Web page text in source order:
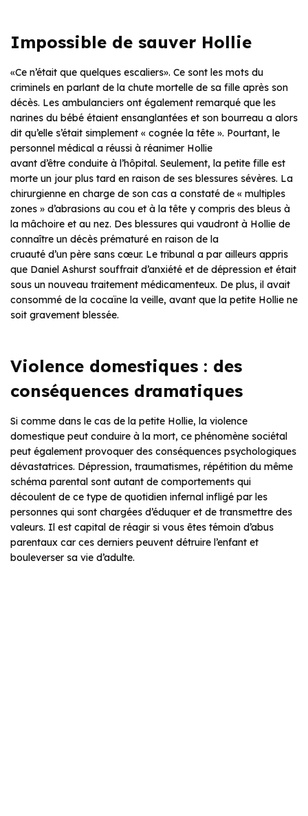
Impossible de sauver Hollie
«Ce n’était que quelques escaliers». Ce sont les mots du
criminels en parlant de la chute mortelle de sa fille après son
décès. Les ambulanciers ont également remarqué que les
narines du bébé étaient ensanglantées et son bourreau a alors
dit qu’elle s’était simplement « cognée la tête ». Pourtant, le
personnel médical a réussi à réanimer Hollie
avant d’être conduite à l’hôpital. Seulement, la petite fille est
morte un jour plus tard en raison de ses blessures sévères. La
chirurgienne en charge de son cas a constaté de « multiples
zones » d’abrasions au cou et à la tête y compris des bleus à
la mâchoire et au nez. Des blessures qui vaudront à Hollie de
connaître un décès prématuré en raison de la
cruauté d’un père sans cœur. Le tribunal a par ailleurs appris
que Daniel Ashurst souffrait d’anxiété et de dépression et était
sous un nouveau traitement médicamenteux. De plus, il avait
consommé de la cocaïne la veille, avant que la petite Hollie ne
soit gravement blessée.
Violence domestiques : des
conséquences dramatiques
Si comme dans le cas de la petite Hollie, la violence
domestique peut conduire à la mort, ce phénomène sociétal
peut également provoquer des conséquences psychologiques
dévastatrices. Dépression, traumatismes, répétition du même
schéma parental sont autant de comportements qui
découlent de ce type de quotidien infernal infligé par les
personnes qui sont chargées d’éduquer et de transmettre des
valeurs. Il est capital de réagir si vous êtes témoin d’abus
parentaux car ces derniers peuvent détruire l’enfant et
bouleverser sa vie d’adulte.